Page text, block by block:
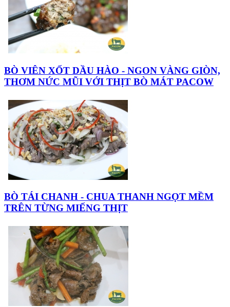
BÒ VIÊN XỐT DẦU HÀO - NGON VÀNG GIÒN,
THƠM NỨC MŨI VỚI THỊT BÒ MÁT PACOW
BÒ TÁI CHANH - CHUA THANH NGỌT MỀM
TRÊN TỪNG MIẾNG THỊT